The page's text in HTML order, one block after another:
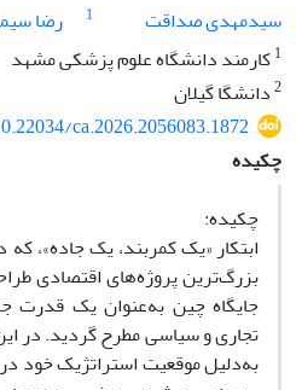
سیدمهدی صداقت
1 رضا
1کارمند دانشگاه علوم پزشکی مشهد
2دانشگا گیلان
ca.2026.2056083.1872
چکیده
چکیده:
بزرگ‌ترین پروژه‌های اقتصادی
جایگاه چین به‌عنوان یک قدرت
تجاری و سیاسی مطرح گردید. در
به‌دلیل موقعیت استراتژیک خود